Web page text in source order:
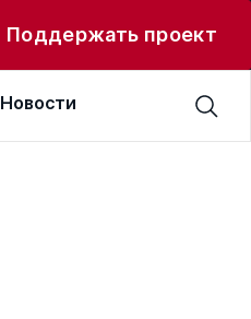
Поддержать проект
Новости